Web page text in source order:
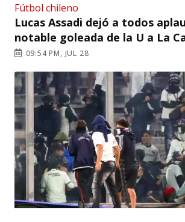
Fútbol chileno
Lucas Assadi dejó a todos
notable goleada de la U a La
09:54 PM, JUL 28